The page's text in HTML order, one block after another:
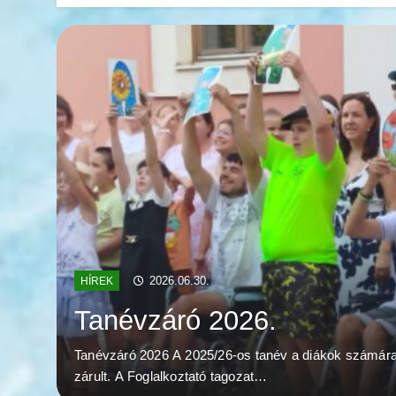
HÍREK 2026.06.30.
Tanévzáró 2026.
Tanévzáró 2026 A 2025/26-os tanév a diákok
zárult. A Foglalkoztató tagozat…